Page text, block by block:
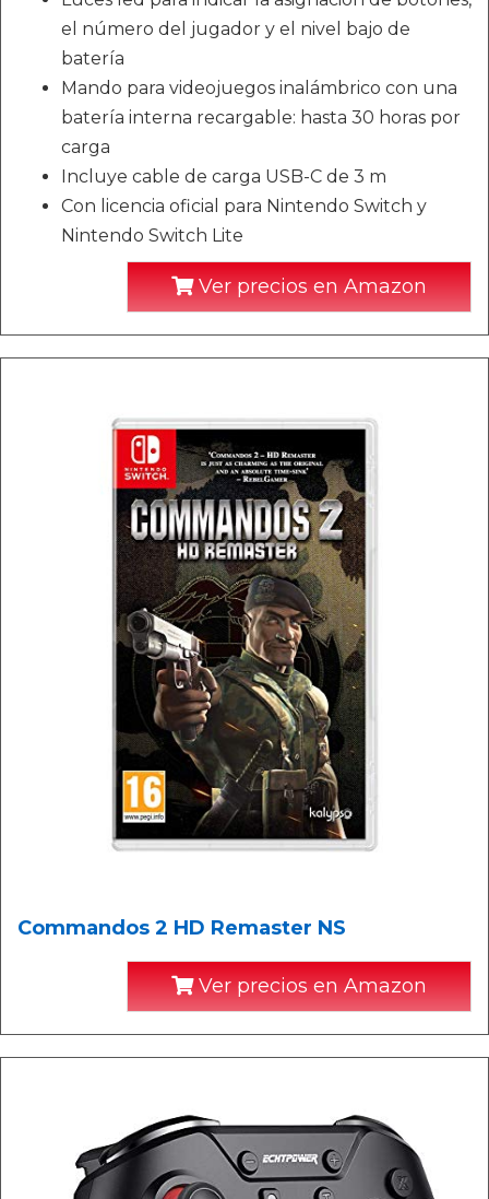
el número del jugador y el nivel bajo de
batería
Mando para videojuegos inalámbrico con una
batería interna recargable: hasta 30 horas por
carga
Incluye cable de carga USB-C de 3 m
Con licencia oficial para Nintendo Switch y
Nintendo Switch Lite
Ver precios en Amazon
Commandos 2 HD Remaster NS
Ver precios en Amazon